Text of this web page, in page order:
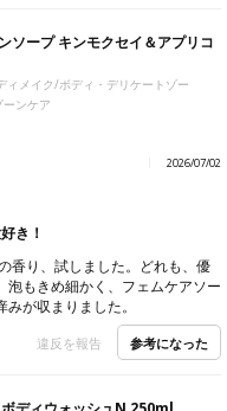
ソープ キンモクセイ＆アプリコ
ィメイク/ボディ・デリケートゾー
ーンケア
2026/07/02
き！
香り、試しました。どれも、優
泡もきめ細かく、フェムケアソー
が収まりました。
違反を報告 参考になった